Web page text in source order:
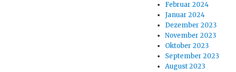
Februar 2024
Januar 2024
Dezember 2023
November 2023
Oktober 2023
September 2023
August 2023